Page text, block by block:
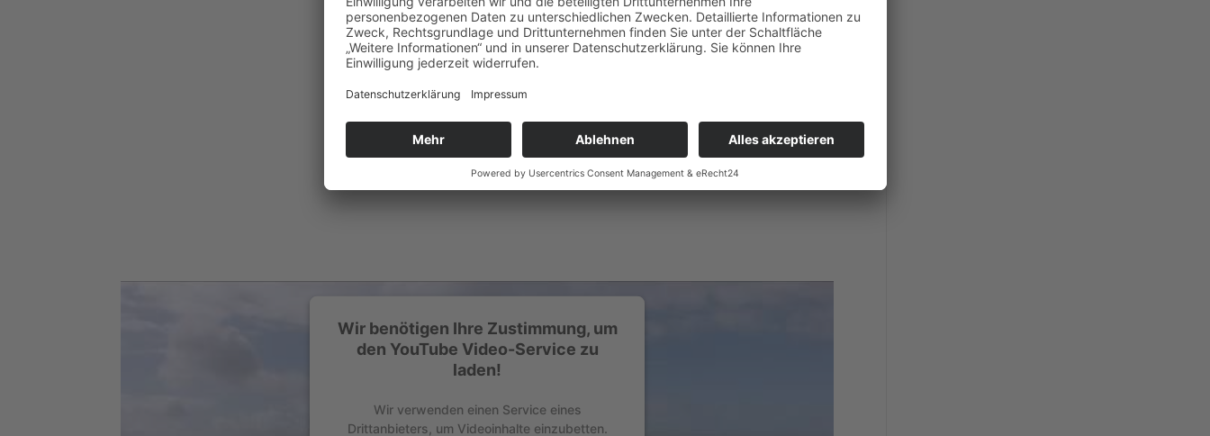
Wir benötigen Ihre Zustimmung, um
den YouTube Video-Service zu
laden!
Wir verwenden einen Service eines
Drittanbieters, um Videoinhalte einzubetten.